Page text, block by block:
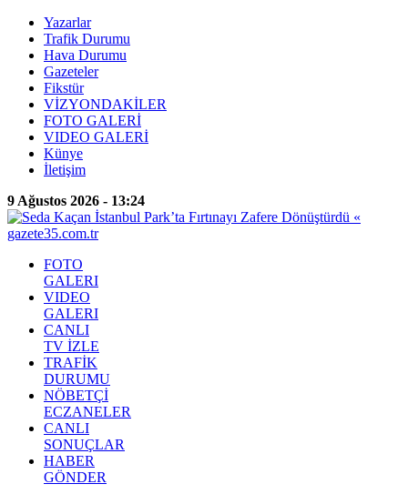
Yazarlar
Trafik Durumu
Hava Durumu
Gazeteler
Fikstür
VİZYONDAKİLER
FOTO GALERİ
VIDEO GALERİ
Künye
İletişim
9 Ağustos 2026 - 13:24
FOTO
GALERI
VIDEO
GALERI
CANLI
TV İZLE
TRAFİK
DURUMU
NÖBETÇİ
ECZANELER
CANLI
SONUÇLAR
HABER
GÖNDER